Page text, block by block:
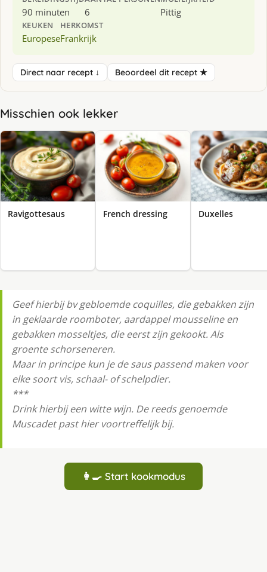
90 minuten 6 Pittig
KEUKEN
Europese
HERKOMST
Frankrijk
Direct naar recept ↓ Beoordeel dit recept ★
Misschien ook lekker
Ravigottesaus French dressing Duxelles
Geef hierbij bv gebloemde coquilles, die gebakken zijn
in geklaarde roomboter, aardappel mousseline en
gebakken mosseltjes, die eerst zijn gekookt. Als
groente schorseneren.
Maar in principe kun je de saus passend maken voor
elke soort vis, schaal- of schelpdier.
***
Drink hierbij een witte wijn. De reeds genoemde
Muscadet past hier voortreffelijk bij.
👩‍🍳 Start kookmodus